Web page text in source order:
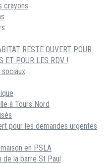
crayons
RESTE OUVERT POUR
ET POUR LES RDV !
sociaux
à Tours Nord
pour les demandes urgentes
en PSLA
de la barre St Paul